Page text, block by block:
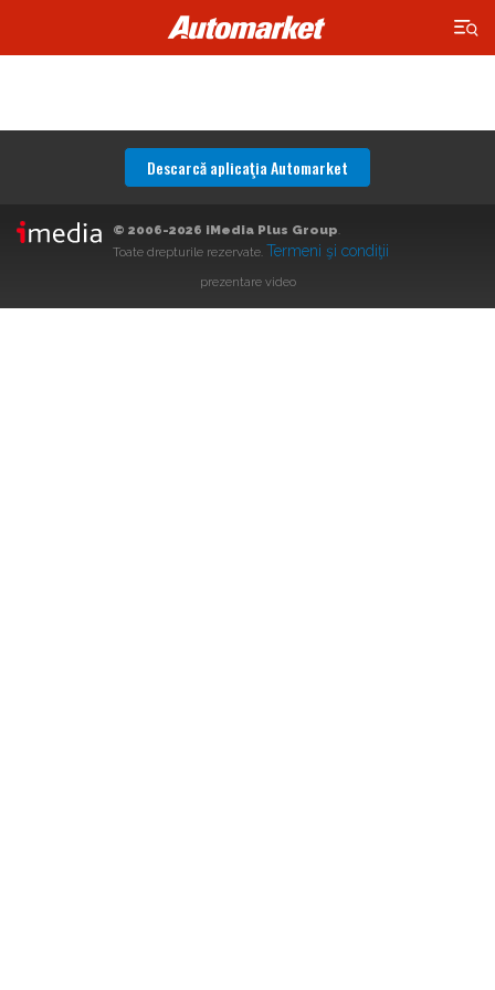
×
Descarcă aplicaţia Automarket
© 2006-2026 iMedia Plus Group.
Toate drepturile rezervate. Termeni şi condiţii
prezentare video